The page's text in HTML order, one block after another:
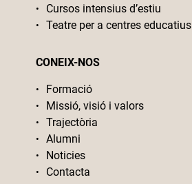
Cursos intensius d’estiu
Teatre per a centres educatius
CONEIX-NOS
Formació
Missió, visió i valors
Trajectòria
Alumni
Noticies
Contacta